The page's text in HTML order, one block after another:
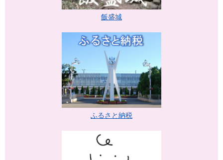
飯盛城
ふるさと納税